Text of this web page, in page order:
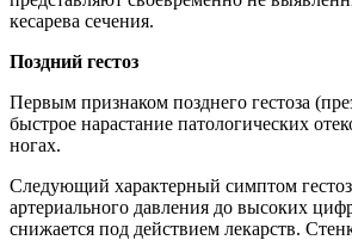
кесарева сечения.
Поздний гестоз
Первым признаком позднего гестоза
быстрое нарастание патологических
ногах.
Следующий характерный симптом
артериального давления до высоких
снижается под действием лекарств.